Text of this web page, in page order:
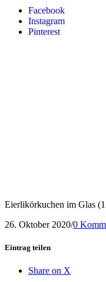
Facebook
Instagram
Pinterest
Eierlikörkuchen im Glas
26. Oktober 2020/0
Eintrag teilen
Share on X